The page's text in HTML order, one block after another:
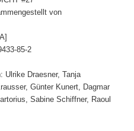
von
85-2
Ulrike Draesner, Tanja
Günter Kunert, Dagmar
Sabine Schiffner, Raoul